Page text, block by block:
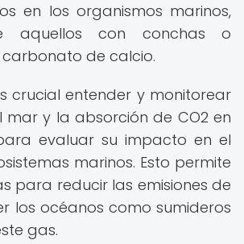
en los organismos marinos,
aquellos con conchas o
de calcio.
crucial entender y monitorear
y la absorción de CO2 en
evaluar su impacto en el
marinos. Esto permite
para reducir las emisiones de
los océanos como sumideros
gas.